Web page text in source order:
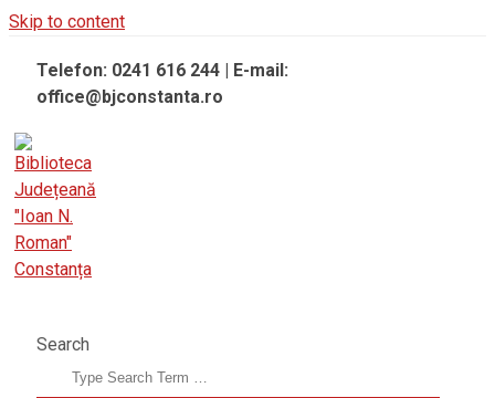
Skip to content
Telefon: 0241 616 244 | E-mail:
office@bjconstanta.ro
Search